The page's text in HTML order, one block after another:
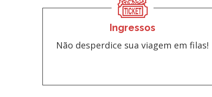
Ingressos
Não desperdice sua viagem em filas!